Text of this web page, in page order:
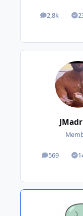
2,8k
posts
569
posts